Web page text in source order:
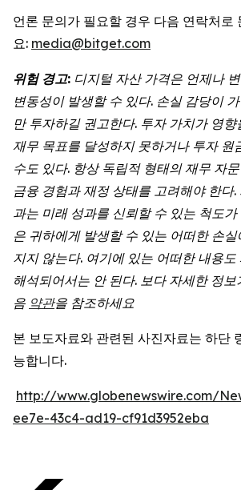
언론 문의가 필요할 경우 다음 연락처로
요: media@bitget.com
위험 경고: 디지털 자산 가격은 언제나
변동성이 발생할 수 있다. 손실 감당이
만 투자하길 권고한다. 투자 가치가 영향
재무 목표를 달성하지 못하거나 투자 원
수도 있다. 항상 독립적 형태의 재무 자
금융 경험과 재정 상태를 고려해야 한다.
과는 미래 성과를 신뢰할 수 있는 척도가
은 귀하에게 발생할 수 있는 어떠한 손실
지지 않는다. 여기에 있는 어떠한 내용도
해석되어서는 안 된다. 보다 자세한 정보
음 약관을 참조하세요
본 보도자료와 관련된 사진자료는 하단
능합니다.
http://www.globenewswire.com/
ee7e-43c4-ad19-cf91d3952eba